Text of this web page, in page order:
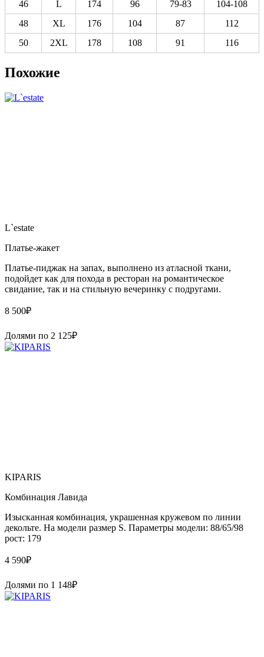
46 L 174 96 79-83
104-108
48
XL 176 104 87
112
50
2XL 178 108 91 116
Похожие
L`estate
Платье-жакет
Платье-пиджак на запах, выполнено из атласной ткани,
подойдет как для похода в ресторан на романтическое
свидание, так и на стильную вечеринку с подругами.
8 500₽
Долями по 2 125₽
KIPARIS
Комбинация Лавида
Изысканная комбинация, украшенная кружевом по линии
декольте. На модели размер S. Параметры модели: 88/65/98
рост: 179
4 590₽
Долями по 1 148₽